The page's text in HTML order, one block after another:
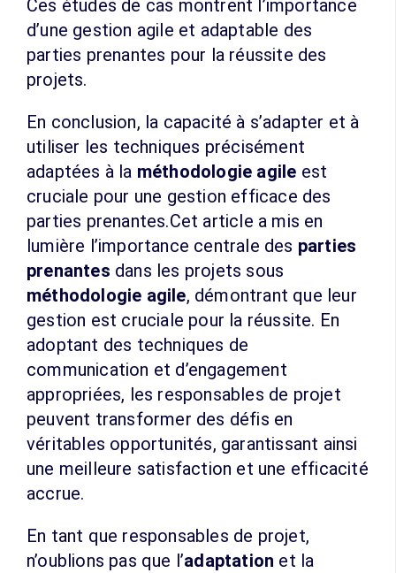
Ces études de cas montrent l’importance
d’une gestion agile et adaptable des
parties prenantes pour la réussite des
projets.
En conclusion, la capacité à s’adapter et à
utiliser les techniques précisément
adaptées à la méthodologie agile est
cruciale pour une gestion efficace des
parties prenantes.Cet article a mis en
lumière l’importance centrale des parties
prenantes dans les projets sous
méthodologie agile, démontrant que leur
gestion est cruciale pour la réussite. En
adoptant des techniques de
communication et d’engagement
appropriées, les responsables de projet
peuvent transformer des défis en
véritables opportunités, garantissant ainsi
une meilleure satisfaction et une efficacité
accrue.
En tant que responsables de projet,
n’oublions pas que l’adaptation et la